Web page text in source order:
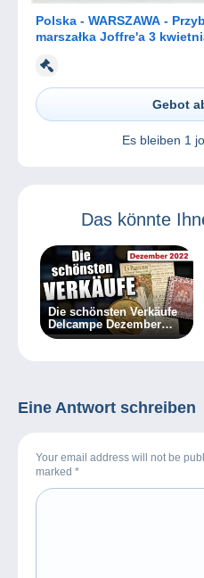
Polska - WARSZAWA -
marszałka Joffre'a 3
Gebot
Es bleiben 1
Das könnte
Die schönsten Verkäufe
Delcampe Dezember
2022
Eine Antwort schreiben
Your email address will not be
marked *